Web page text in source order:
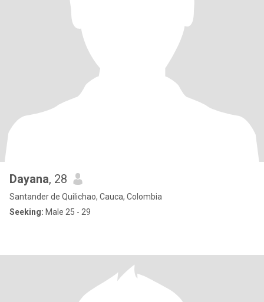
Dayana, 28
Santander de Quilichao, Cauca, Colombia
Seeking: Male 25 - 29